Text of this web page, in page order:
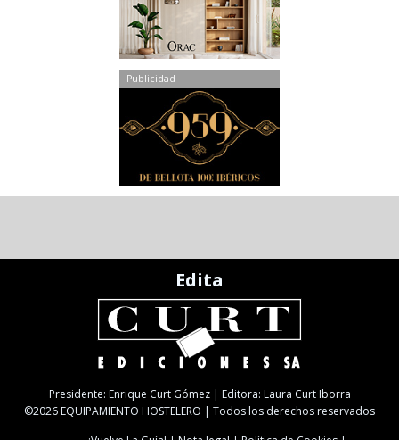
Publicidad
Edita
Presidente: Enrique Curt Gómez | Editora: Laura Curt Iborra
©2026 EQUIPAMIENTO HOSTELERO | Todos los derechos reservados